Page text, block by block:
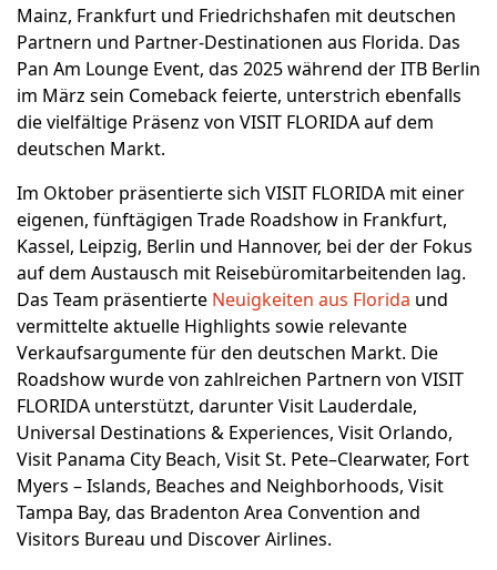
Mainz, Frankfurt und Friedrichshafen mit deutschen
Partnern und Partner-Destinationen aus Florida. Das
Pan Am Lounge Event, das 2025 während der ITB Berlin
im März sein Comeback feierte, unterstrich ebenfalls
die vielfältige Präsenz von VISIT FLORIDA auf dem
deutschen Markt.
Im Oktober präsentierte sich VISIT FLORIDA mit einer
eigenen, fünftägigen Trade Roadshow in Frankfurt,
Kassel, Leipzig, Berlin und Hannover, bei der der Fokus
auf dem Austausch mit Reisebüromitarbeitenden lag.
Das Team präsentierte Neuigkeiten aus Florida und
vermittelte aktuelle Highlights sowie relevante
Verkaufsargumente für den deutschen Markt. Die
Roadshow wurde von zahlreichen Partnern von VISIT
FLORIDA unterstützt, darunter Visit Lauderdale,
Universal Destinations & Experiences, Visit Orlando,
Visit Panama City Beach, Visit St. Pete–Clearwater, Fort
Myers – Islands, Beaches and Neighborhoods, Visit
Tampa Bay, das Bradenton Area Convention and
Visitors Bureau und Discover Airlines.